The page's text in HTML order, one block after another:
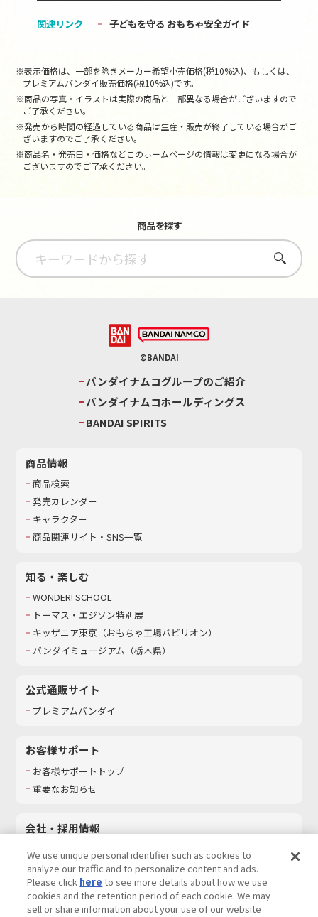
関連リンク 子どもを守る おもちゃ安全ガイド
※表示価格は、一部を除きメーカー希望小売価格(税10%込)、もしくは、
プレミアムバンダイ販売価格(税10%込)です。
※商品の写真・イラストは実際の商品と一部異なる場合がございますので
ご了承ください。
※発売から時間の経過している商品は生産・販売が終了している場合がご
ざいますのでご了承ください。
※商品名・発売日・価格などこのホームページの情報は変更になる場合が
ございますのでご了承ください。
商品を探す
さがす
©BANDAI
バンダイナムコグループのご紹介
バンダイナムコホールディングス
BANDAI SPIRITS
商品情報
商品検索
発売カレンダー
キャラクター
商品関連サイト・SNS一覧
知る・楽しむ
WONDER! SCHOOL
トーマス・エジソン特別展
キッザニア東京（おもちゃ工場パビリオン）​
バンダイミュージアム（栃木県）
公式通販サイト
プレミアムバンダイ
お客様サポート
お客様サポートトップ
重要なお知らせ
会社・採用情報
採用情報
サステナビリティ
お問い合わせ
We use unique personal identifier such as cookies to
analyze our traffic and to personalize content and ads.
Please click here to see more details about how we use
cookies and the retention period of each cookie. We may
sell or share information about your use of our website